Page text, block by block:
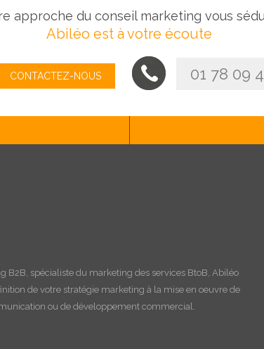
approche du conseil marketing vous
Abiléo est à votre écoute
CONTACTEZ-NOUS 01 78 09
B2B , spécialiste du marketing des services BtoB, Abiléo
de votre stratégie marketing à la mise en oeuvre de
ou de développement commercial.